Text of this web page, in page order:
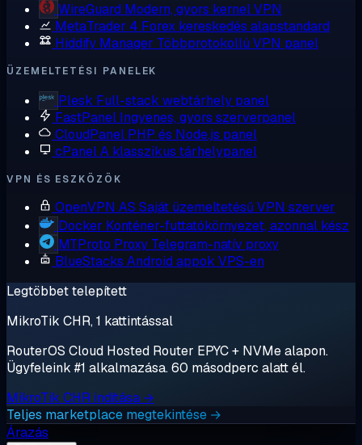
WireGuard Modern, gyors kernel VPN
MetaTrader 4 Forex kereskedés alapstandard
Hiddify Manager Többprotokollú VPN panel
ÜZEMELTETÉSI PANELEK
Plesk Full-stack webtárhely panel
FastPanel Ingyenes, gyors szerverpanel
CloudPanel PHP és Node.js panel
cPanelA klasszikus tárhelypanel
VPN ÉS ESZKÖZÖK
OpenVPN AS Saját üzemeltetésű VPN szerver
Docker Konténer-futtatókörnyezet, azonnal kész
MTProto Proxy Telegram-natív proxy
BlueStacks Android appok VPS-en
Legtöbbet telepített
MikroTik CHR, 1 kattintással
RouterOS Cloud Hosted Router EPYC + NVMe alapon.
Ügyfeleink #1 alkalmazása. 60 másodperc alatt él.
MikroTik CHR indítása →
Teljes marketplace megtekintése →
Árazás